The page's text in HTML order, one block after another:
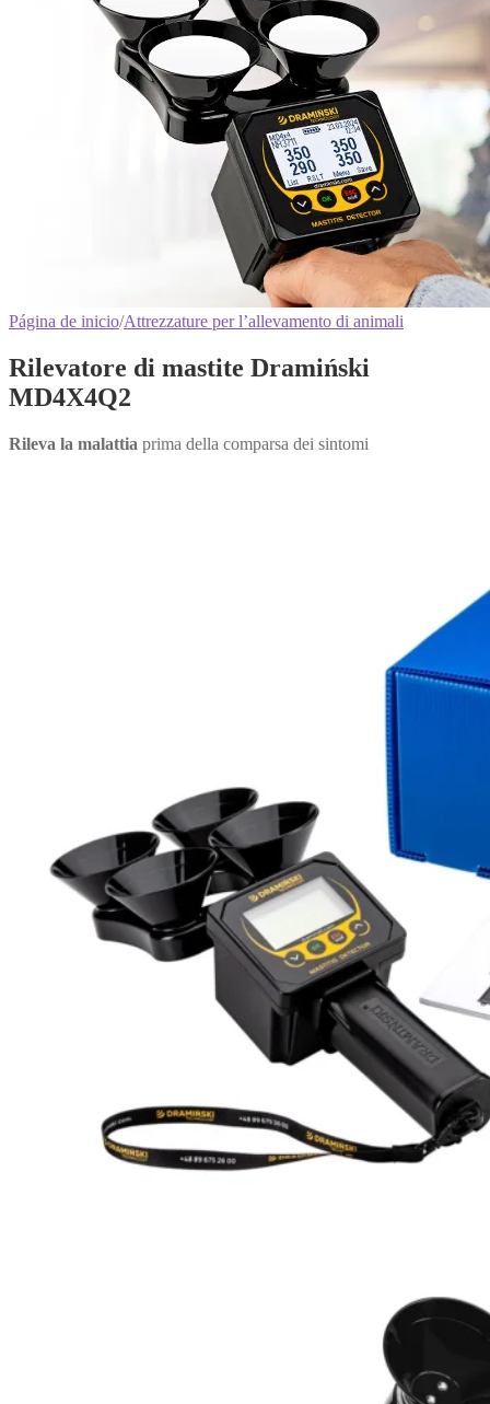
Página de inicio/Attrezzature per l’allevamento di animali
Rilevatore di mastite Dramiński
MD4X4Q2
Rileva la malattia prima della comparsa dei sintomi